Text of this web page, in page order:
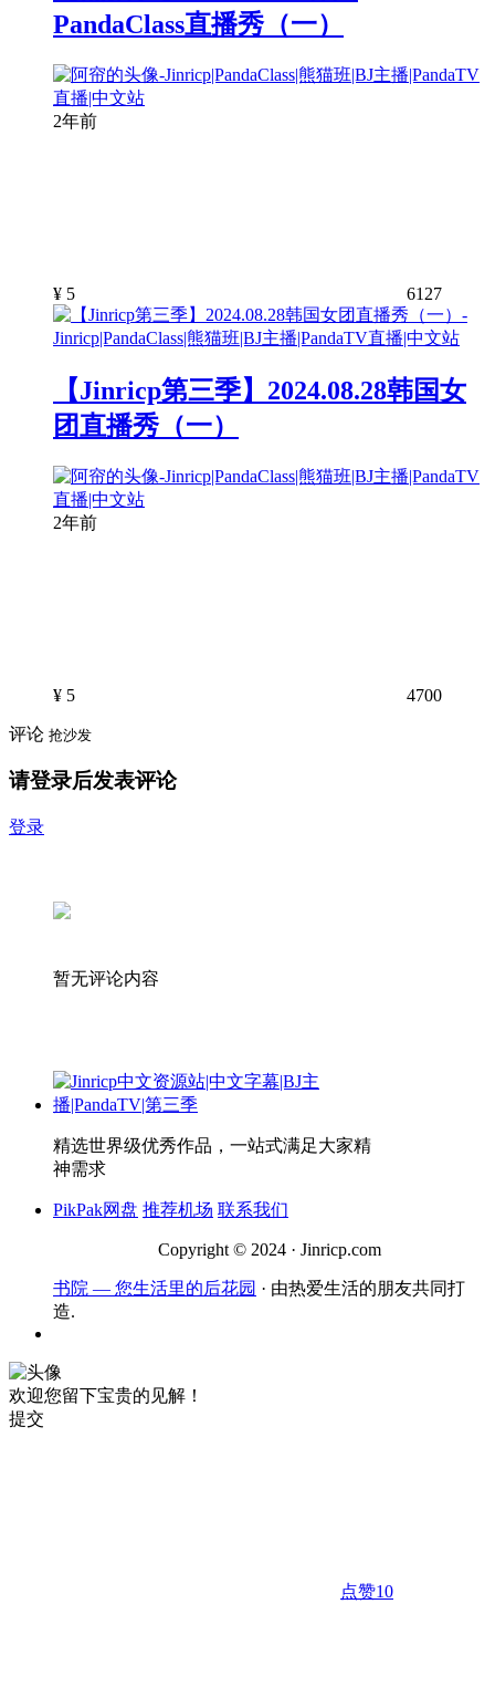
PandaClass直播秀（一）
2年前
¥ 5 6127
【Jinricp第三季】2024.08.28韩国女
团直播秀（一）
2年前
¥ 5 4700
评论 抢沙发
请登录后发表评论
登录
暂无评论内容
精选世界级优秀作品，一站式满足大家精
神需求
PikPak网盘 推荐机场 联系我们
Copyright © 2024 · Jinricp.com
书院 — 您生活里的后花园 · 由热爱生活的朋友共同打
造.
欢迎您留下宝贵的见解！
提交
点赞10